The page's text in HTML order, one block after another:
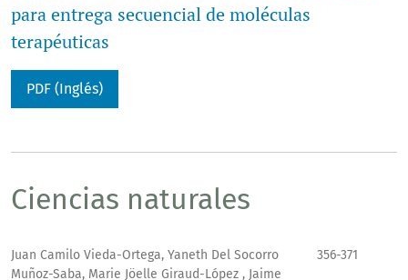
para entrega secuencial de moléculas
terapéuticas
PDF (Inglés)
Ciencias naturales
Juan Camilo Vieda-Ortega, Yaneth Del Socorro
Muñoz-Saba, Marie Jöelle Giraud-López , Jaime
356-371